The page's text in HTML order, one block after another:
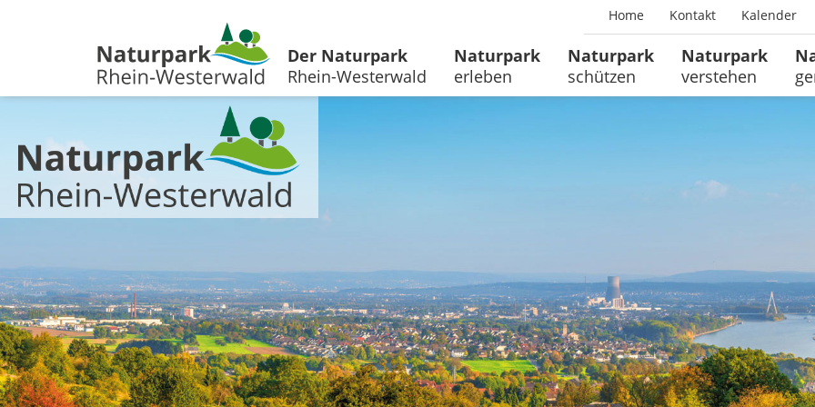
Home Kontakt Kalender
Der Naturpark
Rhein-Westerwald
Naturpark
erleben
Naturpark
schützen
Naturpark
verstehen